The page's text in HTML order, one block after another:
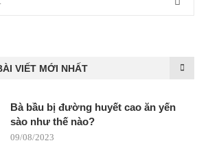
VIẾT MỚI NHẤT
Bà bầu bị đường huyết cao ăn yến
sào như thế nào?
09/08/2023